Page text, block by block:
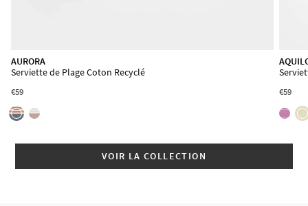
AURORA
Serviette de Plage Coton Recyclé
€59 €59
VOIR LA COLLECTION